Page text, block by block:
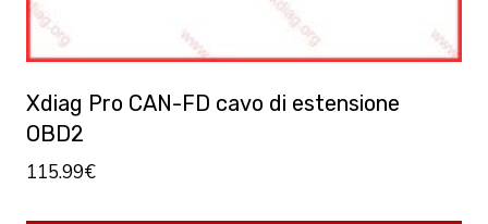
Xdiag Pro CAN-FD cavo di estensione
OBD2
115.99€